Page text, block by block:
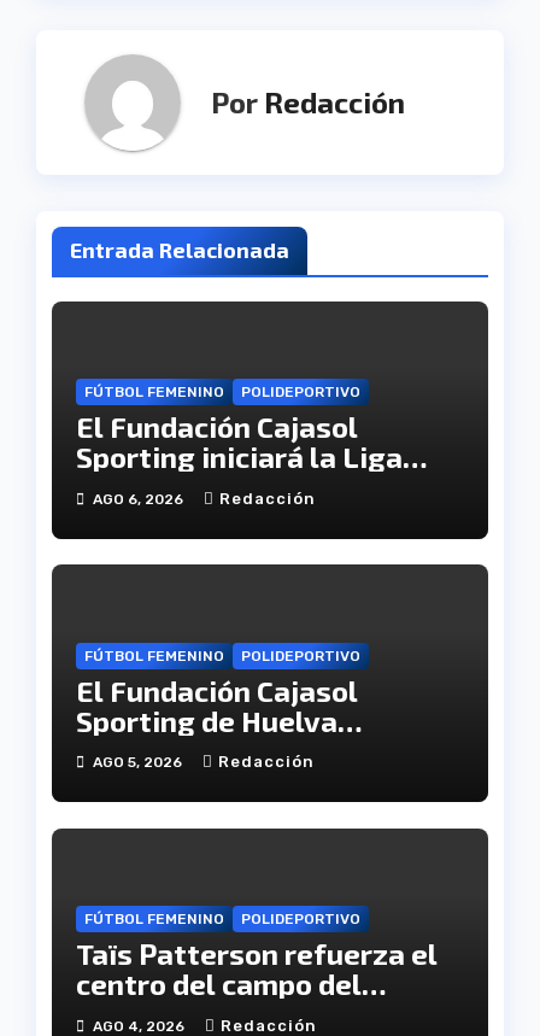
Por Redacción
Entrada Relacionada
FÚTBOL FEMENINO POLIDEPORTIVO
El Fundación Cajasol
Sporting iniciará la Liga
recibiendo al Cacereño
Atlético
AGO 6, 2026 Redacción
FÚTBOL FEMENINO POLIDEPORTIVO
El Fundación Cajasol
Sporting de Huelva
disputará la Copa de
Antonio Toledo Sánchez
AGO 5, 2026 Redacción
FÚTBOL FEMENINO POLIDEPORTIVO
Taïs Patterson refuerza el
centro del campo del
Fundación Cajasol Sporting
AGO 4, 2026 Redacción